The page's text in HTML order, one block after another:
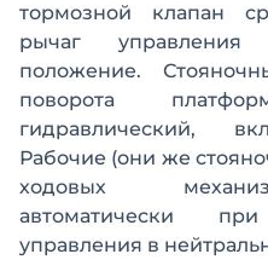
тормозной клапан
рычаг управления
положение.
поворота
гидравлический,
Рабочие (они же
ходовых
автоматически
управления в